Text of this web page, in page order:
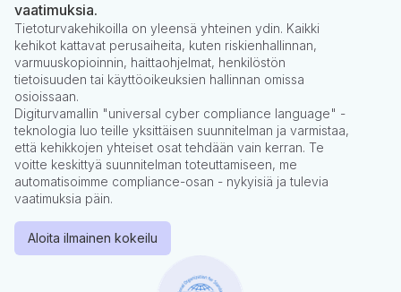
vaatimuksia.
Tietoturvakehikoilla on yleensä yhteinen ydin. Kaikki
kehikot kattavat perusaiheita, kuten riskienhallinnan,
varmuuskopioinnin, haittaohjelmat, henkilöstön
tietoisuuden tai käyttöoikeuksien hallinnan omissa
osioissaan.
Digiturvamallin "universal cyber compliance language" -
teknologia luo teille yksittäisen suunnitelman ja varmistaa,
että kehikkojen yhteiset osat tehdään vain kerran. Te
voitte keskittyä suunnitelman toteuttamiseen, me
automatisoimme compliance-osan - nykyisiä ja tulevia
vaatimuksia päin.
Aloita ilmainen kokeilu